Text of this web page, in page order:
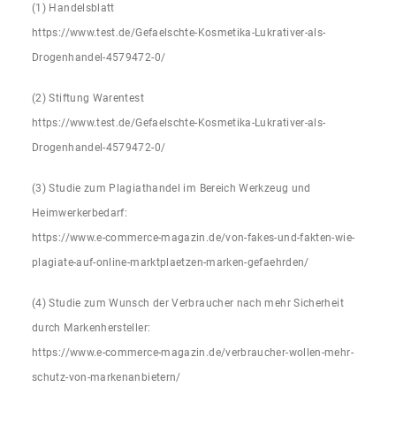
(1) Handelsblatt
https://www.test.de/Gefaelschte-Kosmetika-Lukrativer-als-
Drogenhandel-4579472-0/
(2) Stiftung Warentest
https://www.test.de/Gefaelschte-Kosmetika-Lukrativer-als-
Drogenhandel-4579472-0/
(3) Studie zum Plagiathandel im Bereich Werkzeug und
Heimwerkerbedarf:
https://www.e-commerce-magazin.de/von-fakes-und-fakten-wie-
plagiate-auf-online-marktplaetzen-marken-gefaehrden/
(4) Studie zum Wunsch der Verbraucher nach mehr Sicherheit
durch Markenhersteller:
https://www.e-commerce-magazin.de/verbraucher-wollen-mehr-
schutz-von-markenanbietern/